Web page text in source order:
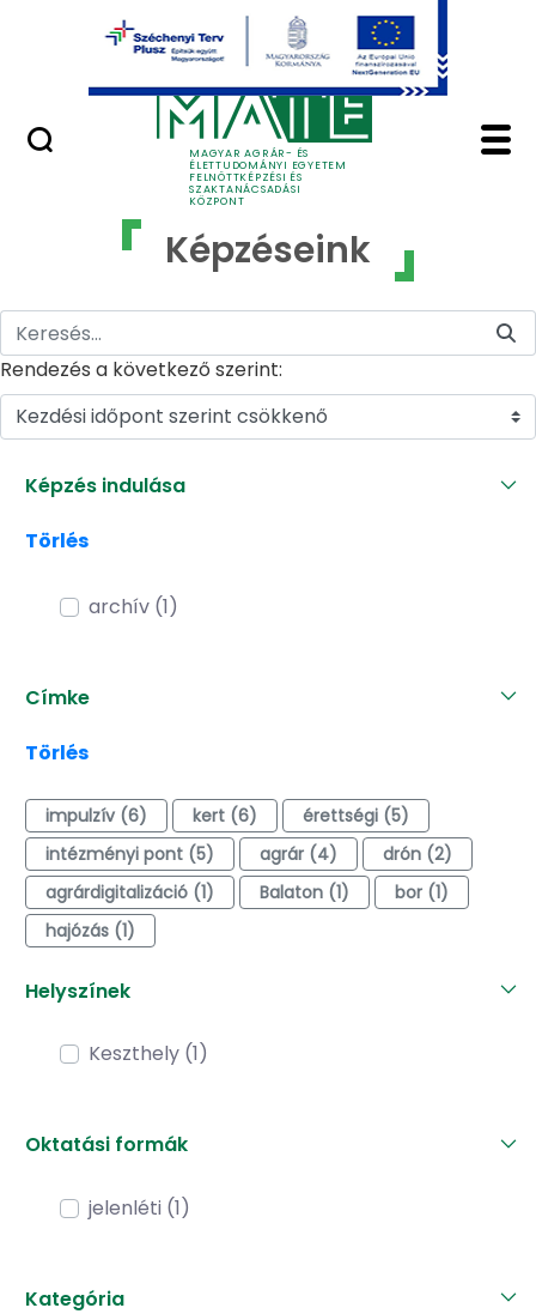
Ugrás a fő tartalomhoz
MAGYAR AGRÁR- ÉS
ÉLETTUDOMÁNYI EGYETEM
FELNŐTTKÉPZÉSI ÉS
SZAKTANÁCSADÁSI
KÖZPONT
Képzéseink - MATE
Képzéseink
Rendezés a következő szerint:
Kezdési időpont szerint csökkenő
Képzés indulása
Törlés
archív (1)
Címke
Törlés
impulzív (6) kert (6)
érettségi (5)
intézményi pont (5)
agrár (4)
drón (2)
agrárdigitalizáció (1)
Balaton (1)
bor (1)
hajózás (1)
Helyszínek
Keszthely (1)
Oktatási formák
jelenléti (1)
Kategória